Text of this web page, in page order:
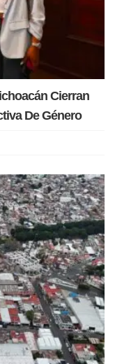
Cierran
De Género